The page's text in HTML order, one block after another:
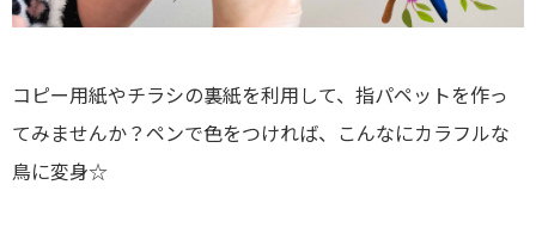
コピー用紙やチラシの裏紙を利用して、指パペットを作っ
てみませんか？ペンで色をつければ、こんなにカラフルな
鳥に変身☆